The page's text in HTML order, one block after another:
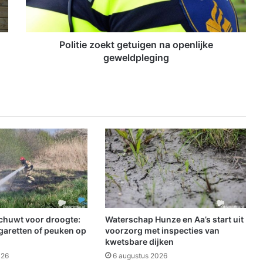
e
o
u
i
g
e
n
n
a
o
p
e
Politie zoekt getuigen na openlijke
geweldpleging
voor droogte:
of peuken op
Waterschap Hunze en Aa’s start uit
voorzorg met inspecties van
kwetsbare dijken
6 augustus 2026